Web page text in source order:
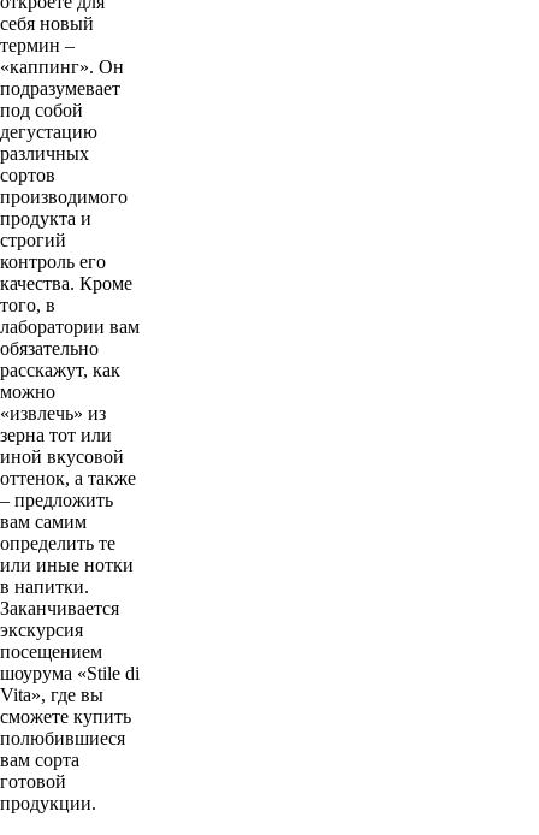
себя новый
термин –
«каппинг». Он
подразумевает
под собой
дегустацию
различных
сортов
производимого
продукта и
строгий
контроль его
качества. Кроме
того, в
лаборатории вам
обязательно
расскажут, как
можно
«извлечь» из
зерна тот или
иной вкусовой
оттенок, а также
– предложить
вам самим
определить те
или иные нотки
в напитки.
Заканчивается
экскурсия
посещением
шоурума «Stile di
Vita», где вы
сможете купить
полюбившиеся
вам сорта
готовой
продукции.